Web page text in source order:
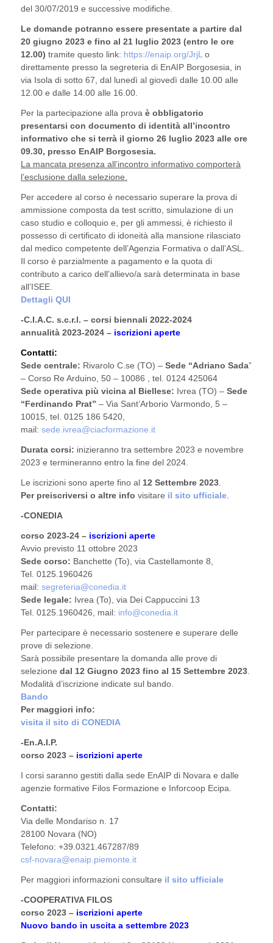
del 30/07/2019 e successive modifiche.
Le domande potranno essere presentate a partire dal
20 giugno 2023 e fino al 21 luglio 2023 (entro le ore
12.00) tramite questo link: https://enaip.org/JrjL o
direttamente presso la segreteria di EnAIP Borgosesia, in
via Isola di sotto 67, dal lunedì al giovedì dalle 10.00 alle
12.00 e dalle 14.00 alle 16.00.
Per la partecipazione alla prova è obbligatorio
presentarsi con documento di identità all’incontro
informativo che si terrà il giorno 26 luglio 2023 alle ore
09.30, presso EnAIP Borgosesia.
La mancata presenza all’incontro informativo comporterà
l’esclusione dalla selezione.
Per accedere al corso è necessario superare la prova di
ammissione composta da test scritto, simulazione di un
caso studio e colloquio e, per gli ammessi, è richiesto il
possesso di certificato di idoneità alla mansione rilasciato
dal medico competente dell’Agenzia Formativa o dall’ASL.
Il corso è parzialmente a pagamento e la quota di
contributo a carico dell’allievo/a sarà determinata in base
all’ISEE.
Dettagli QUI
-C.I.A.C. s.c.r.l. – corsi biennali 2022-2024
annualità 2023-2024 – iscrizioni aperte
Contatti:
Sede centrale: Rivarolo C.se (TO) – Sede “Adriano Sada”
– Corso Re Arduino, 50 – 10086 , tel. 0124 425064
Sede operativa più vicina al Biellese: Ivrea (TO) – Sede
“Ferdinando Prat” – Via Sant’Arborio Varmondo, 5 –
10015, tel. 0125 186 5420,
mail: sede.ivrea@ciacformazione.it
Durata corsi: inizieranno tra settembre 2023 e novembre
2023 e termineranno entro la fine del 2024.
Le iscrizioni sono aperte fino al 12 Settembre 2023
Per preiscriversi o altre info visitare il sito ufficiale
-CONEDIA
corso 2023-24 – iscrizioni aperte
Avvio previsto 11 ottobre 2023
Sede corso: Banchette (To), via Castellamonte 8,
Tel. 0125.1960426
mail: segreteria@conedia.it
Sede legale: Ivrea (To), via Dei Cappuccini 13
Tel. 0125.1960426, mail: info@conedia.it
Per partecipare è necessario sostenere e superare delle
prove di selezione.
Sarà possibile presentare la domanda alle prove di
selezione dal 12 Giugno 2023 fino al 15 Settembre 2023
Modalità d’iscrizione indicate sul bando.
Bando
Per maggiori info:
visita il sito di CONEDIA
-En.A.I.P.
corso 2023 – iscrizioni aperte
I corsi saranno gestiti dalla sede EnAIP di Novara e dalle
agenzie formative Filos Formazione e Inforcoop Ecipa.
Contatti:
Via delle Mondariso n. 17
28100 Novara (NO)
Telefono: +39.0321.467287/89
csf-novara@enaip.piemonte.it
Per maggiori informazioni consultare il sito ufficiale
-COOPERATIVA FILOS
corso 2023 – iscrizioni aperte
Nuovo bando in uscita a settembre 2023